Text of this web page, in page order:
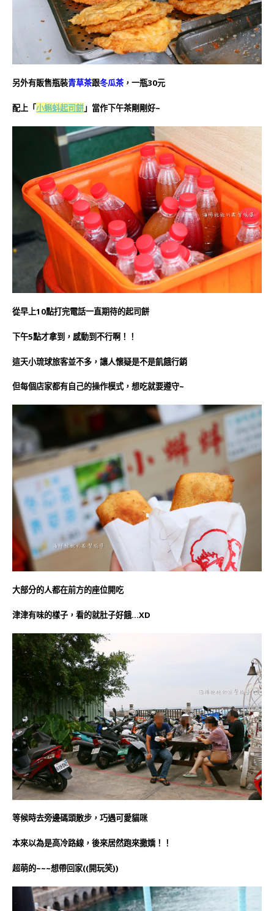
另外有販售瓶裝青草茶跟冬瓜茶，一瓶30元
配上 「 小蝌蚪起司餅」當作下午茶剛剛好~
從早上10點打完電話一直期待的起司餅
下午5點才拿到，感動到不行啊！！
這天小琉球旅客並不多，讓人懷疑是不是飢餓行銷
但每個店家都有自己的操作模式，想吃就要遵守~
大部分的人都在前方的座位開吃
津津有味的樣子，看的就肚子好餓…XD
等候時去旁邊碼頭散步，巧遇可愛貓咪
本來以為是高冷路線，後來居然跑來撒嬌！！
超萌的~~~想帶回家((開玩笑))